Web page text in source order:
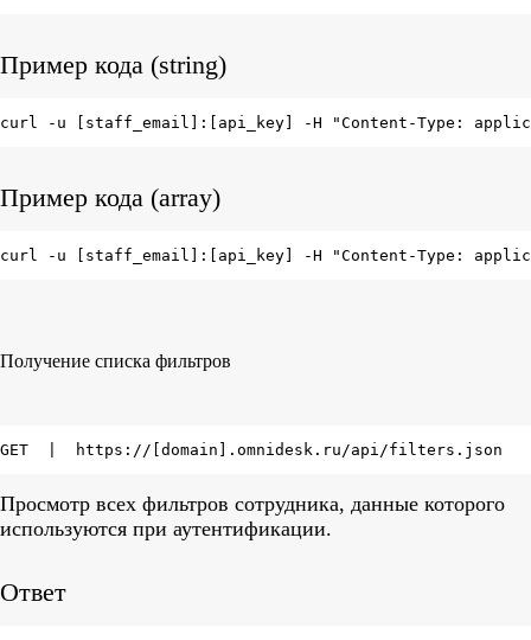
Пример кода (string)
curl -u [staff_email]:[api_key] -H "Content-Type:
Пример кода (array)
curl -u [staff_email]:[api_key] -H "Content-Type:
Получение списка фильтров
GET  |  https://[domain].omnidesk.ru/api/filters.json
Просмотр всех фильтров сотрудника, данные которого
используются при аутентификации.
Ответ